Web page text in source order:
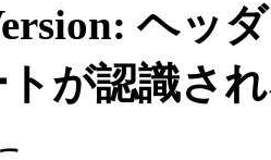
ヘッ
が認識さ